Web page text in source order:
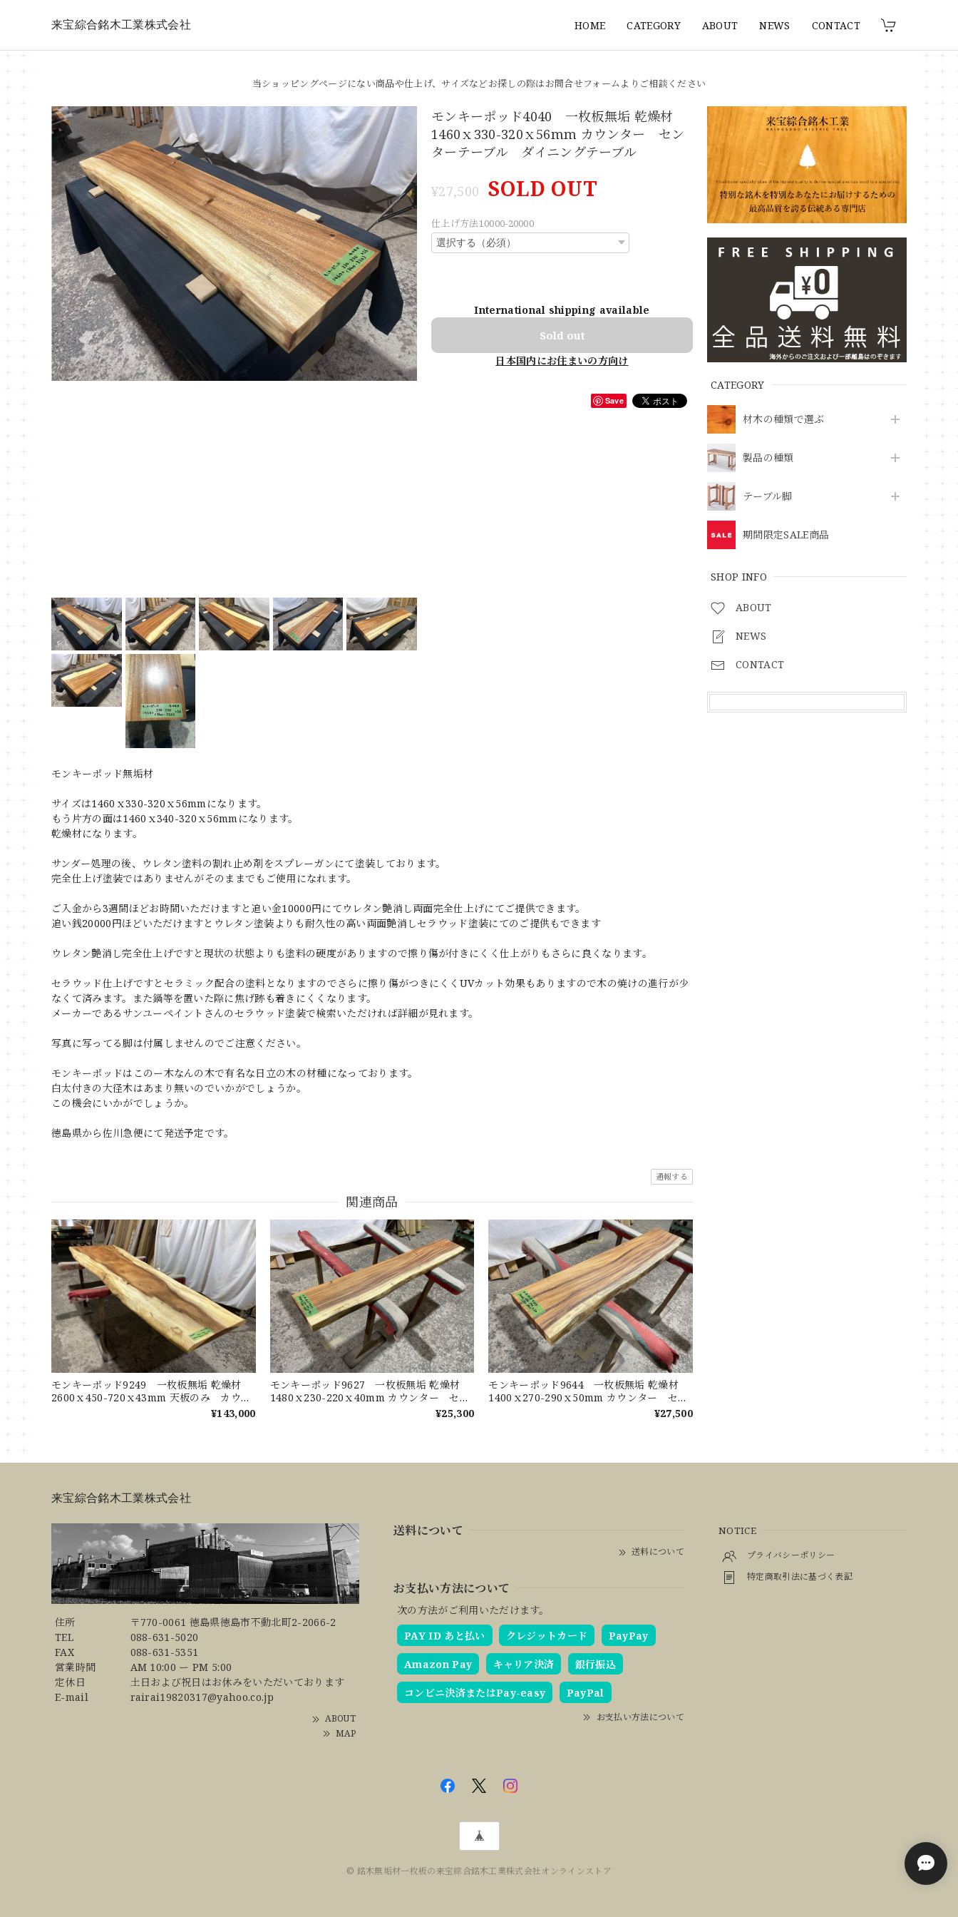
来宝綜合銘木工業株式会社 HOME CATEGORY ABOUT NEWS CONTACT
当ショッピングページにない商品や仕上げ、サイズなどお探しの際はお問合せフォームよりご相談ください
CATEGORY
材木の種類で選ぶ
製品の種類
テーブル脚
期間限定SALE商品
SHOP INFO
ABOUT
NEWS
CONTACT
モンキーポッド4040 一枚板無垢 乾燥材
1460ｘ330-320ｘ56mm カウンター セン
ターテーブル ダイニングテーブル
¥27,500 SOLD OUT
仕上げ方法10000-20000
International shipping available
Sold out
日本国内にお住まいの方向け
Save
モンキーポッド無垢材
サイズは1460ｘ330-320ｘ56mmになります。
もう片方の面は1460ｘ340-320ｘ56mmになります。
乾燥材になります。
サンダー処理の後、ウレタン塗料の割れ止め剤をスプレーガンにて塗装しております。
完全仕上げ塗装ではありませんがそのままでもご使用になれます。
ご入金から3週間ほどお時間いただけますと追い金10000円にてウレタン艶消し両面完全仕上げにてご提供できます。
追い銭20000円ほどいただけますとウレタン塗装よりも耐久性の高い両面艶消しセラウッド塗装にてのご提供もできます
ウレタン艶消し完全仕上げですと現状の状態よりも塗料の硬度がありますので擦り傷が付きにくく仕上がりもさらに良くなります。
セラウッド仕上げですとセラミック配合の塗料となりますのでさらに擦り傷がつきにくくUVカット効果もありますので木の焼けの進行が少
なくて済みます。また鍋等を置いた際に焦げ跡も着きにくくなります。
メーカーであるサンユーペイントさんのセラウッド塗装で検索いただければ詳細が見れます。
写真に写ってる脚は付属しませんのでご注意ください。
モンキーポッドはこのー木なんの木で有名な日立の木の材種になっております。
白太付きの大径木はあまり無いのでいかがでしょうか。
この機会にいかがでしょうか。
徳島県から佐川急便にて発送予定です。
通報する
関連商品
モンキーポッド9249 一枚板無垢 乾燥材
2600ｘ450-720ｘ43mm 天板のみ カウン
ター センターテーブル ダイニングテーブ
¥143,000
モンキーポッド9627 一枚板無垢 乾燥材
1480ｘ230-220ｘ40mm カウンター セン
¥25,300
モンキーポッド9644 一枚板無垢 乾燥材
1400ｘ270-290ｘ50mm カウンター セン
¥27,500
来宝綜合銘木工業株式会社
住所
〒770-0061 徳島県徳島市不動北町2-2066-2
TEL
088-631-5020
FAX
088-631-5351
営業時間
AM 10:00 ー PM 5:00
定休日
土日および祝日はお休みをいただいております
E-mail
rairai19820317@yahoo.co.jp
ABOUT
MAP
送料について
送料について
お支払い方法について
次の方法がご利用いただけます。
PAY ID あと払い
クレジットカード PayPay
Amazon Pay キャリア決済 銀行振込
コンビニ決済またはPay-easy PayPal
お支払い方法について
NOTICE
プライバシーポリシー
特定商取引法に基づく表記
© 銘木無垢材一枚板の来宝綜合銘木工業株式会社オンラインストア